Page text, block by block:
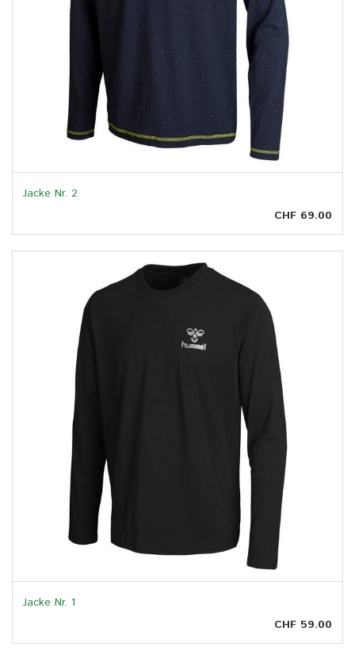
Jacke Nr. 2
CHF 69.00
Jacke Nr. 1
CHF 59.00